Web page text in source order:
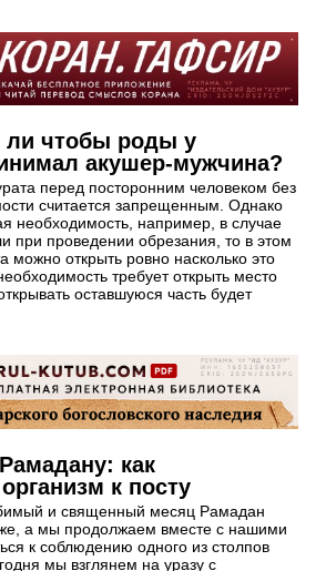
ли чтобы роды у
акушер-мужчина?
перед посторонним человеком без
считается запрещенным. Однако
необходимость, например, в случае
при проведении обрезания, то в этом
можно открыть ровно насколько это
требует открыть место
оставшуюся часть будет
как
к посту
и священный месяц Рамадан
а мы продолжаем вместе с нашими
к соблюдению одного из столпов
мы взглянем на уразу с